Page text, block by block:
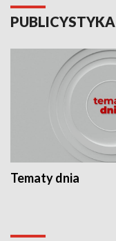
PUBLICYSTYKA
Tematy dnia